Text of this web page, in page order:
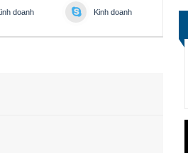
doanh Kinh doanh